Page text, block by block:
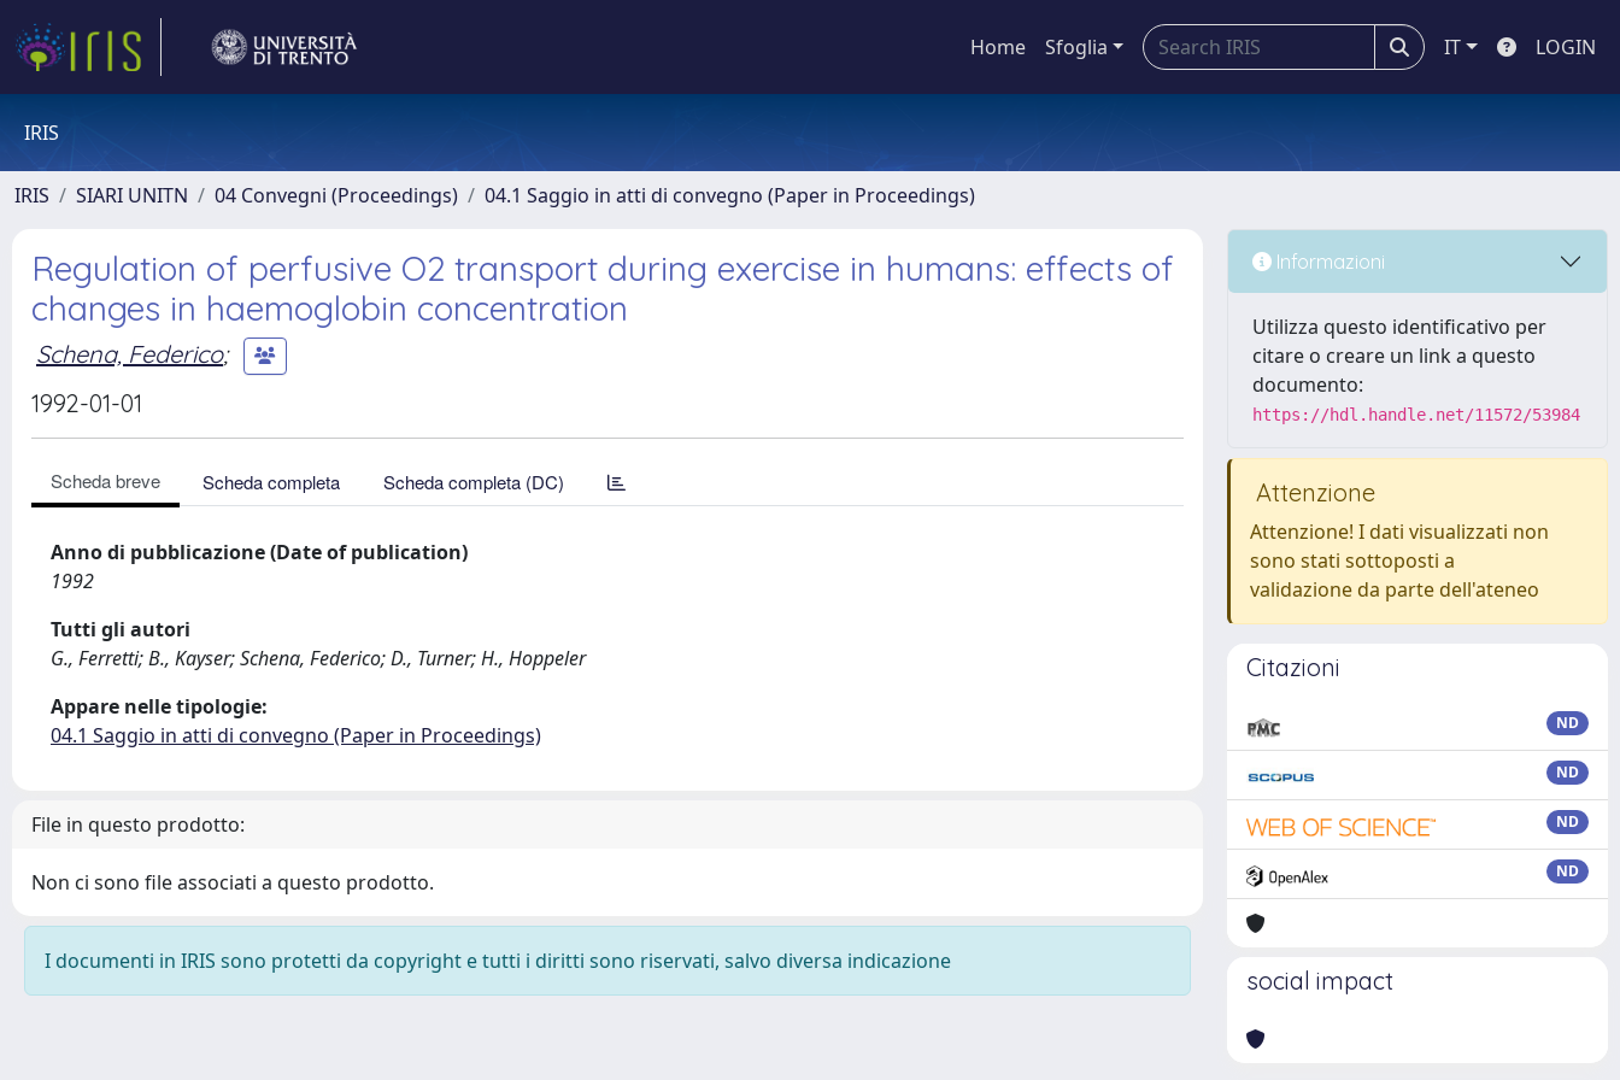
Home Sfoglia IT LOGIN
IRIS
IRIS SIARI UNITN 04 Convegni (Proceedings) 04.1 Saggio in atti di convegno (Paper in Proceedings)
Regulation of perfusive O2 transport during exercise in humans: effects of
changes in haemoglobin concentration
Schena, Federico;
1992-01-01
Scheda breve Scheda completa Scheda completa (DC)
Anno di pubblicazione (Date of publication)
1992
Tutti gli autori
G., Ferretti; B., Kayser; Schena, Federico; D., Turner; H., Hoppeler
Appare nelle tipologie:
04.1 Saggio in atti di convegno (Paper in Proceedings)
File in questo prodotto:
Non ci sono file associati a questo prodotto.
I documenti in IRIS sono protetti da copyright e tutti i diritti sono riservati, salvo diversa indicazione
Informazioni
Utilizza questo identificativo per
citare o creare un link a questo
documento:
https://hdl.handle.net/11572/53984
Attenzione
Attenzione! I dati visualizzati non
sono stati sottoposti a
validazione da parte dell'ateneo
Citazioni
ND
ND
ND
ND
social impact